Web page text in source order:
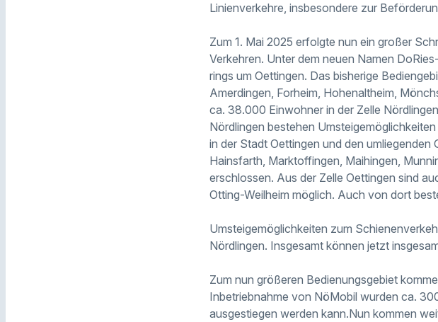
Linienverkehre, insbesondere zur
Zum 1. Mai 2025 erfolgte nun ein großer
Verkehren. Unter dem neuen Namen
rings um Oettingen. Das bisherige
Amerdingen, Forheim, Hohenaltheim,
ca. 38.000 Einwohner in der Zelle
Nördlingen bestehen
in der Stadt Oettingen und den umliegenden
Hainsfarth, Marktoffingen, Maihingen,
erschlossen. Aus der Zelle Oettingen sind
Otting-Weilheim möglich. Auch von dort
Umsteigemöglichkeiten zum
Nördlingen. Insgesamt können jetzt
Zum nun größeren Bedienungsgebiet
Inbetriebnahme von NöMobil wurden ca.
ausgestiegen werden kann.Nun kommen